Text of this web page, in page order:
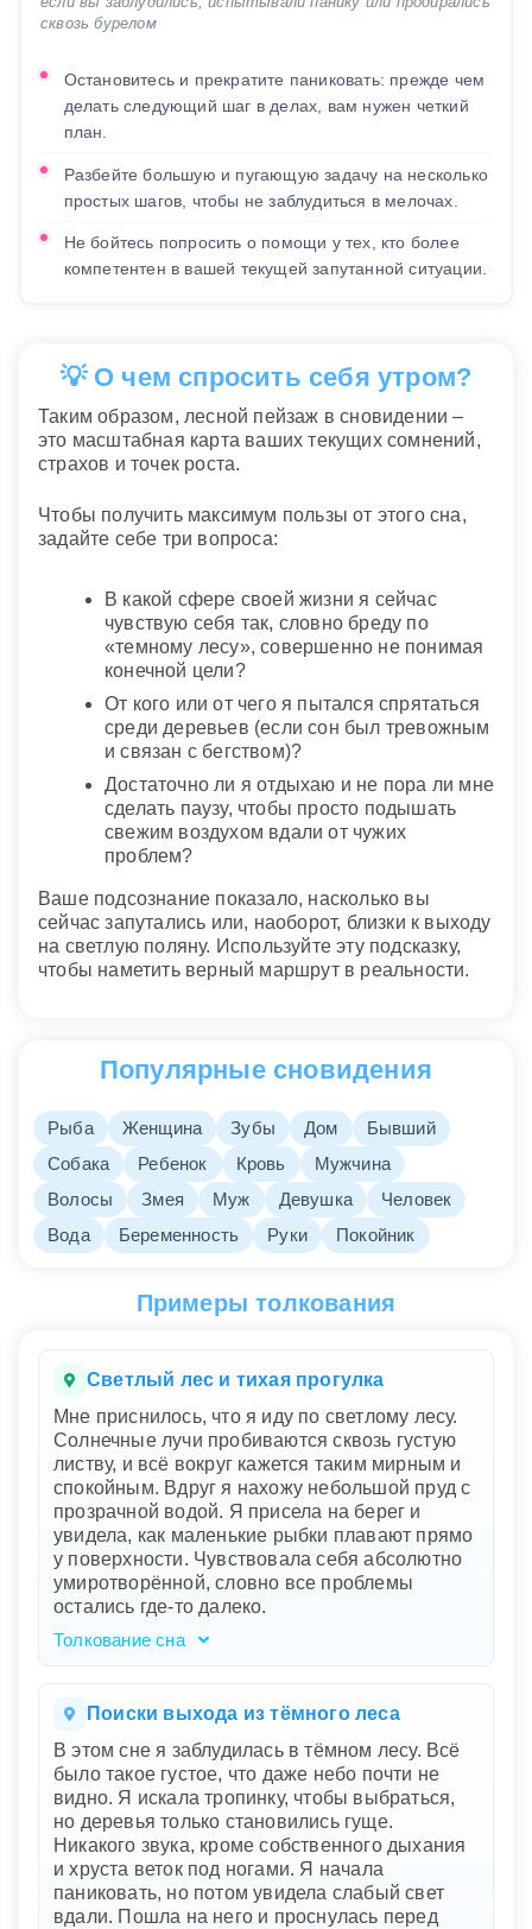
сквозь бурелом
Остановитесь и прекратите паниковать: прежде чем
делать следующий шаг в делах, вам нужен четкий
план.
Разбейте большую и пугающую задачу на несколько
простых шагов, чтобы не заблудиться в мелочах.
Не бойтесь попросить о помощи у тех, кто более
компетентен в вашей текущей запутанной ситуации.
💡 О чем спросить себя утром?
Таким образом, лесной пейзаж в сновидении –
это масштабная карта ваших текущих сомнений,
страхов и точек роста.
Чтобы получить максимум пользы от этого сна,
задайте себе три вопроса:
В какой сфере своей жизни я сейчас
чувствую себя так, словно бреду по
«темному лесу», совершенно не понимая
конечной цели?
От кого или от чего я пытался спрятаться
среди деревьев (если сон был тревожным
и связан с бегством)?
Достаточно ли я отдыхаю и не пора ли мне
сделать паузу, чтобы просто подышать
свежим воздухом вдали от чужих
проблем?
Ваше подсознание показало, насколько вы
сейчас запутались или, наоборот, близки к выходу
на светлую поляну. Используйте эту подсказку,
чтобы наметить верный маршрут в реальности.
Популярные сновидения
Рыба Женщина Зубы Дом
Бывший
Собака
Ребенок Кровь
Мужчина
Волосы
Змея Муж Девушка
Человек
Вода
Беременность Руки Покойник
Примеры толкования
Светлый лес и тихая прогулка
Мне приснилось, что я иду по светлому лесу.
Солнечные лучи пробиваются сквозь густую
листву, и всё вокруг кажется таким мирным и
спокойным. Вдруг я нахожу небольшой пруд с
прозрачной водой. Я присела на берег и
увидела, как маленькие рыбки плавают прямо
у поверхности. Чувствовала себя абсолютно
умиротворённой, словно все проблемы
остались где-то далеко.
Толкование сна
Сон, который вам приснился, полон света и
спокойствия. Идти по светлому лесу, где
солнечные лучи играют с листвой,
гармонии и покоя. Вы нашли пруд с
прозрачной водой – это отражение вашей
ясности ума и чистоты эмоций. Маленькие
рыбки, плавающие у поверхности,
представляют маленькие радости и
удовлетворение в жизни, которые помогают
вам чувствовать себя умиротворённой.
Поиски выхода из тёмного леса
В этом сне я заблудилась в тёмном лесу. Всё
было такое густое, что даже небо почти не
видно. Я искала тропинку, чтобы выбраться,
но деревья только становились гуще.
Никакого звука, кроме собственного дыхания
и хруста веток под ногами. Я начала
паниковать, но потом увидела слабый свет
вдали. Пошла на него и проснулась перед